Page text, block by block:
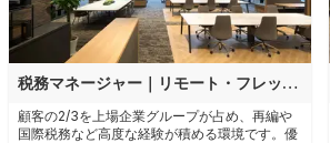
税務マネージャー｜リモート・フレックスあり｜顧客の2/3が上場グループ｜法人税務を主軸に希望に応じ再編や税務DDへも挑戦可
顧客の2/3を上場企業グループが占め、再編や
国際税務など高度な経験が積める環境です。優